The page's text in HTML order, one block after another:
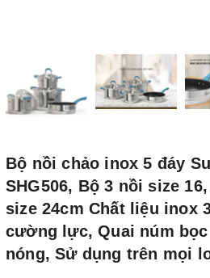
Bộ nồi chảo inox 5 đáy
SHG506, Bộ 3 nồi size
size 24cm Chất liệu inox
cường lực, Quai núm
nóng, Sử dụng trên mọi